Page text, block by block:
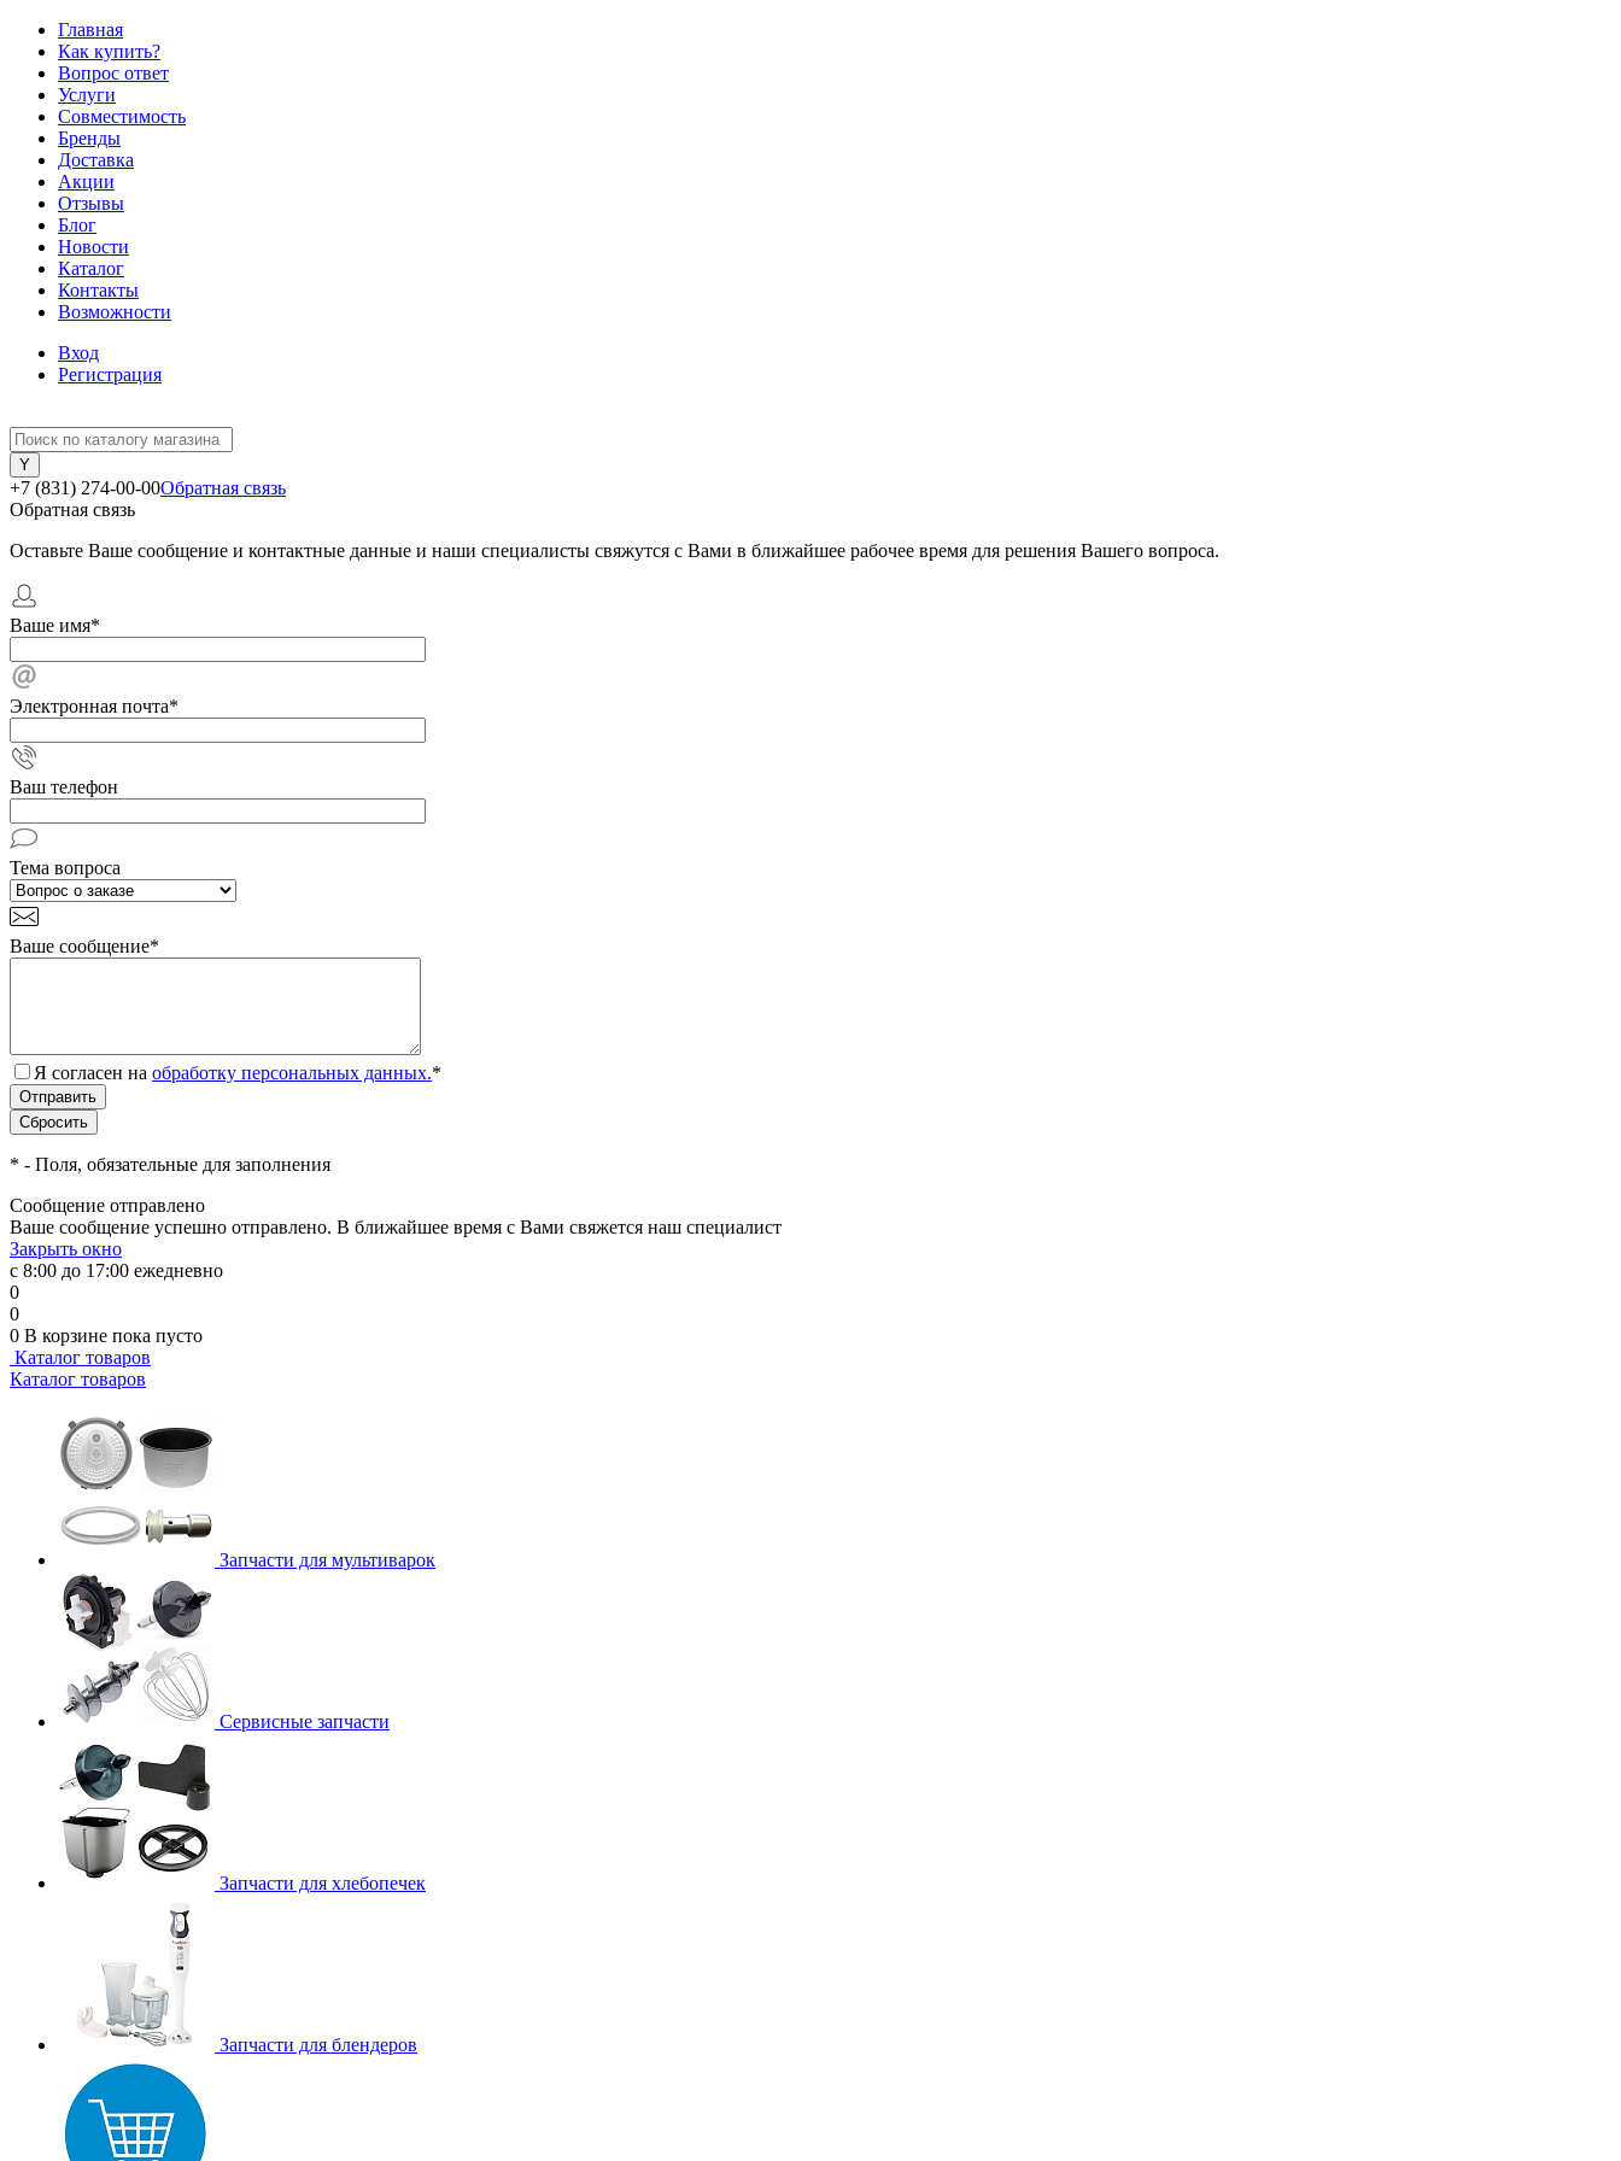
Главная
Как купить?
Вопрос ответ
Услуги
Совместимость
Бренды
Доставка
Акции
Отзывы
Блог
Новости
Каталог
Контакты
Возможности
Вход
Регистрация
+7 (831) 274-00-00Обратная связь
Обратная связь
Оставьте Ваше сообщение и контактные данные и наши специалисты свяжутся с Вами в ближайшее рабочее время для решения Вашего вопроса.
Ваше имя*
Электронная почта*
Ваш телефон
Тема вопроса
Ваше сообщение*
Я согласен на обработку персональных данных.*
* - Поля, обязательные для заполнения
Сообщение отправлено
Ваше сообщение успешно отправлено. В ближайшее время с Вами свяжется наш специалист
Закрыть окно
с 8:00 до 17:00 ежедневно
0
0
0 В корзине пока пусто
Каталог товаров
Каталог товаров
Запчасти для мультиварок
Сервисные запчасти
Запчасти для хлебопечек
Запчасти для блендеров